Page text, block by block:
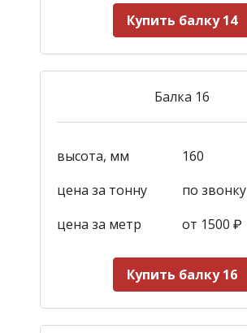
Купить балку 14
Балка 16
высота, мм
160
цена за тонну
по звонку
цена за метр
от 1500 ₽
Купить балку 16